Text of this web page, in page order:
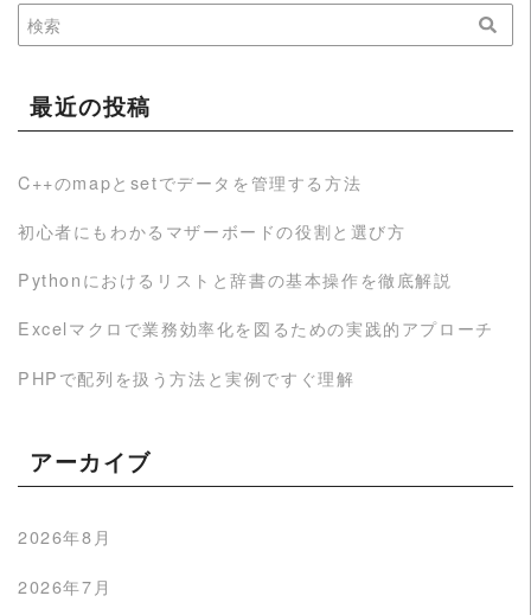
最近の投稿
C++のmapとsetでデータを管理する方法
初心者にもわかるマザーボードの役割と選び方
Pythonにおけるリストと辞書の基本操作を徹底解説
Excelマクロで業務効率化を図るための実践的アプローチ
PHPで配列を扱う方法と実例ですぐ理解
アーカイブ
2026年8月
2026年7月